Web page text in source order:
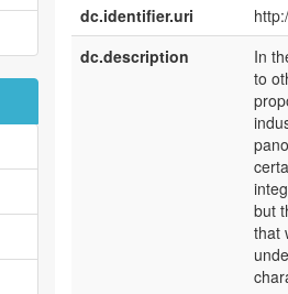
dc.identifier.uri
dc.description
In
to
but
that